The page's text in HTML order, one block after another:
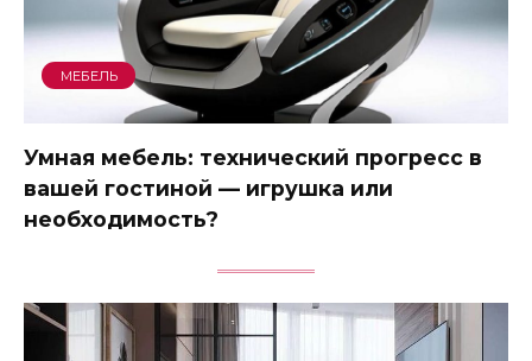
МЕБЕЛЬ
Умная мебель: технический прогресс в
вашей гостиной — игрушка или
необходимость?